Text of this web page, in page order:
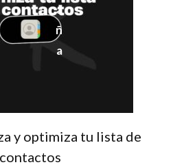
y optimiza tu lista de
contactos